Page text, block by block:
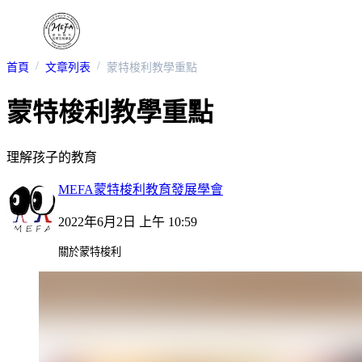
首頁 文章列表 蒙特梭利教學重點
蒙特梭利教學重點
理解孩子的教育
MEFA蒙特梭利教育發展學會
2022年6月2日 上午 10:59
關於蒙特梭利